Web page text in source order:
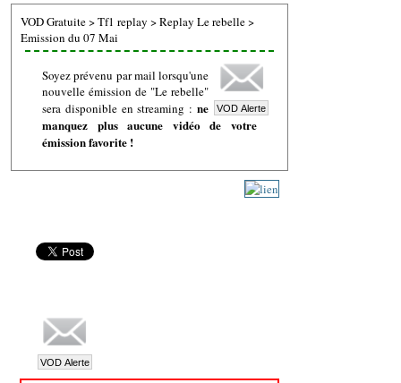
VOD Gratuite>Tf1 replay >Replay Le rebelle>
Emission du 07 Mai
Soyez prévenu par mail lorsqu'une
nouvelle émission de "Le rebelle"
sera disponible en streaming : ne
manquez plus aucune vidéo de votre
émission favorite !